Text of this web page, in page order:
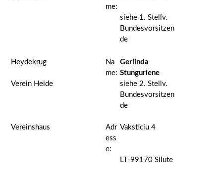
me:
siehe 1. Stellv.
Bundesvorsitzen
de
Heydekrug
Na
me:
Gerlinda
Stunguriene
Verein Heide
siehe 2. Stellv.
Bundesvorsitzen
de
Vereinshaus
Adr
ess
e:
Vaksticiu 4
LT-99170 Silute